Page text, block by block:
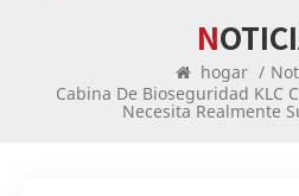
hogar /
Cabina De Bioseguridad KLC
Necesita Realmente